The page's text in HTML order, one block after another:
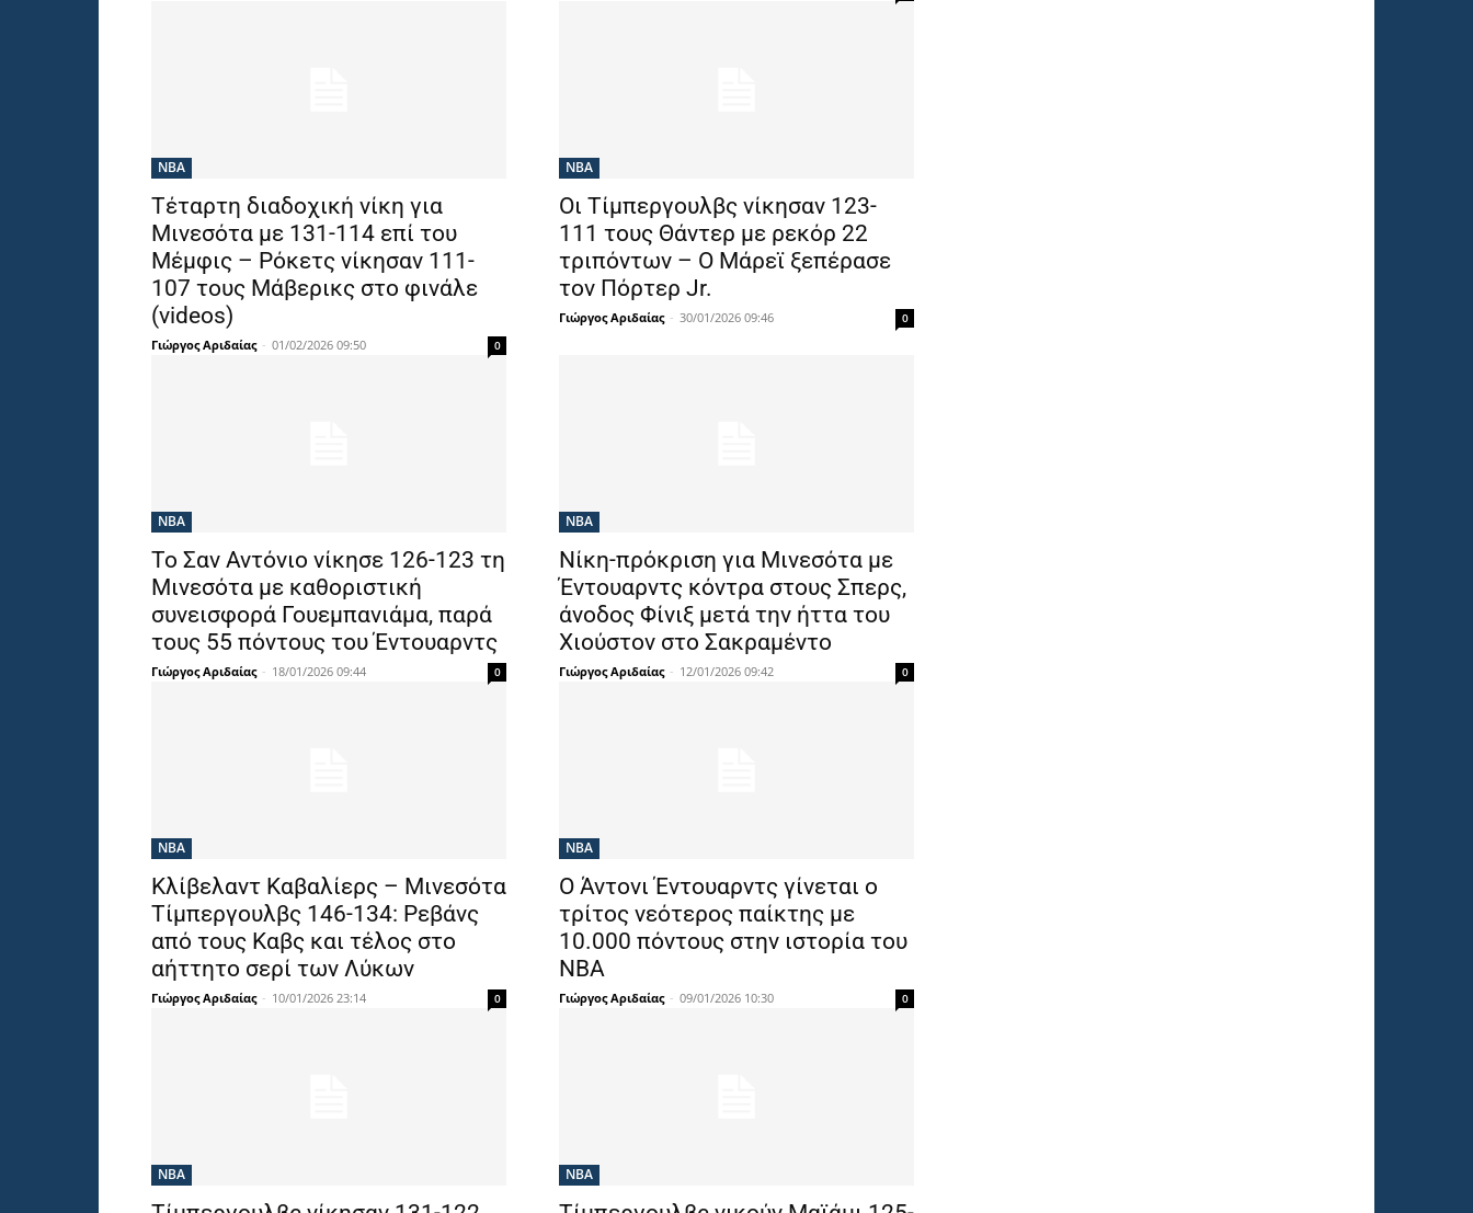
NBA
Τέταρτη διαδοχική νίκη για
Μινεσότα με 131-114 επί του
Μέμφις – Ρόκετς νίκησαν 111-
107 τους Μάβερικς στο φινάλε
(videos)
Γιώργος Αριδαίας - 01/02/2026 09:50 0
NBA
Οι Τίμπεργουλβς νίκησαν 123-
111 τους Θάντερ με ρεκόρ 22
τριπόντων – Ο Μάρεϊ ξεπέρασε
τον Πόρτερ Jr.
Γιώργος Αριδαίας - 30/01/2026 09:46 0
NBA
Το Σαν Αντόνιο νίκησε 126-123 τη
Μινεσότα με καθοριστική
συνεισφορά Γουεμπανιάμα, παρά
τους 55 πόντους του Έντουαρντς
Γιώργος Αριδαίας - 18/01/2026 09:44 0
NBA
Νίκη-πρόκριση για Μινεσότα με
Έντουαρντς κόντρα στους Σπερς,
άνοδος Φίνιξ μετά την ήττα του
Χιούστον στο Σακραμέντο
Γιώργος Αριδαίας - 12/01/2026 09:42 0
NBA
Κλίβελαντ Καβαλίερς – Μινεσότα
Τίμπεργουλβς 146-134: Ρεβάνς
από τους Καβς και τέλος στο
αήττητο σερί των Λύκων
Γιώργος Αριδαίας - 10/01/2026 23:14 0
NBA
Ο Άντονι Έντουαρντς γίνεται ο
τρίτος νεότερος παίκτης με
10.000 πόντους στην ιστορία του
ΝΒΑ
Γιώργος Αριδαίας - 09/01/2026 10:30 0
NBA NBA